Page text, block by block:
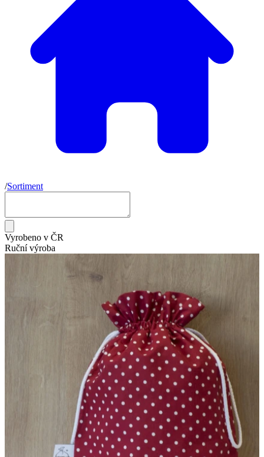
/Sortiment
Vyrobeno v ČR
Ruční výroba